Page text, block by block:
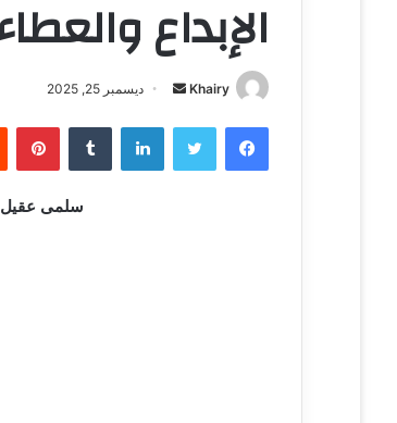
الإبداع
Khairy
أ
ل
ديسمبر 25, 2025
فيسبوك تويتر لينكدإن ‏Tumblr بينتيريست
سلمى عقيل…